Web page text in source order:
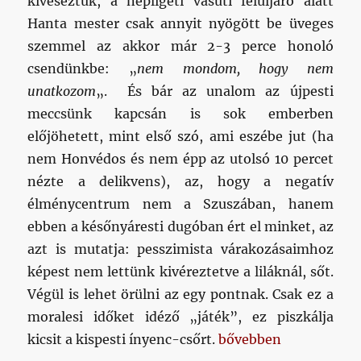
Hanta mester csak annyit nyögött be üveges
szemmel az akkor már 2-3 perce honoló
csendünkbe: „nem mondom, hogy nem
unatkozom„. És bár az unalom az újpesti
meccsünk kapcsán is sok emberben
előjöhetett, mint első szó, ami eszébe jut (ha
nem Honvédos és nem épp az utolsó 10 percet
nézte a delikvens), az, hogy a negatív
élménycentrum nem a Szuszában, hanem
ebben a későnyáresti dugóban ért el minket, az
azt is mutatja: pesszimista várakozásaimhoz
képest nem lettünk kivéreztetve a liláknál, sőt.
Végül is lehet örülni az egy pontnak. Csak ez a
moralesi időket idéző „játék”, ez piszkálja
kicsit a kispesti ínyenc-csőrt.„Olasz meló, pesti
bővebben